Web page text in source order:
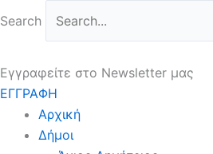
στο
Search
Εγγραφείτε στο Newsletter μας
ΕΓΓΡΑΦΗ
Αρχική
Δήμοι